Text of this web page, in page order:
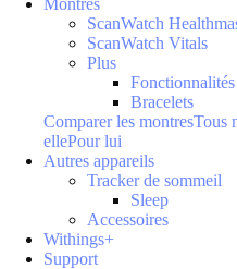
ScanWatch
ScanWatch Vitals
Plus
Bracelets
Comparer les montresTous
ellePour lui
Autres appareils
Tracker de sommeil
Sleep
Accessoires
Withings+
Support